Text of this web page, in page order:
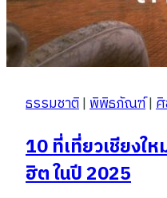
ธรรมชาติ|พิพิธภัณฑ์|
10 ที่เที่ยวเชียงใ
ฮิต ในปี 2025